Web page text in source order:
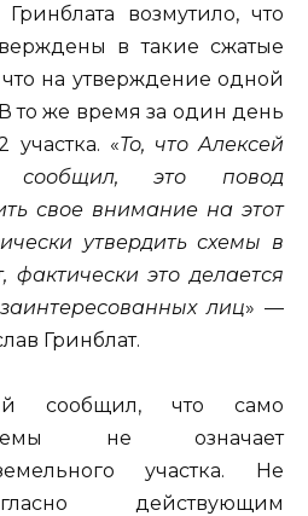
возмутило, что
в такие сжатые
на утверждение одной
то же время за один день
участка. «То, что Алексей
сообщил, это повод
свое внимание на этот
утвердить схемы в
фактически это делается
лиц» —
Гринблат.
сообщил, что само
не означает
участка. Не
действующим